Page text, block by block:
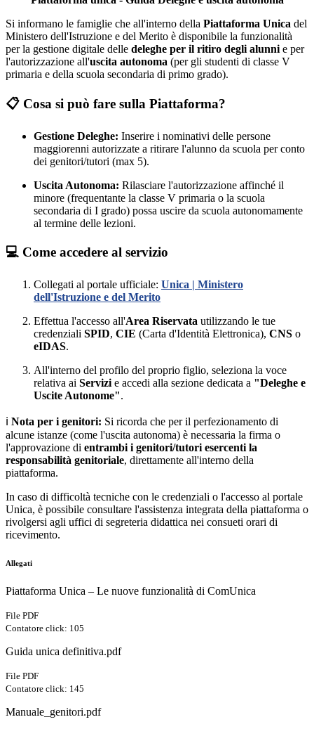
Si informano le famiglie che all'interno della Piattaforma Unica del
Ministero dell'Istruzione e del Merito è disponibile la funzionalità
per la gestione digitale delle deleghe per il ritiro degli alunni e per
l'autorizzazione all'uscita autonoma (per gli studenti di classe V
primaria e della scuola secondaria di primo grado).
📋 Cosa si può fare sulla Piattaforma?
Gestione Deleghe: Inserire i nominativi delle persone
maggiorenni autorizzate a ritirare l'alunno da scuola per conto
dei genitori/tutori (max 5).
Uscita Autonoma: Rilasciare l'autorizzazione affinché il
minore (frequentante la classe V primaria o la scuola
secondaria di I grado) possa uscire da scuola autonomamente
al termine delle lezioni.
💻 Come accedere al servizio
Collegati al portale ufficiale: Unica | Ministero
dell'Istruzione e del Merito
Effettua l'accesso all'Area Riservata utilizzando le tue
credenziali SPID, CIE (Carta d'Identità Elettronica), CNS o
eIDAS.
All'interno del profilo del proprio figlio, seleziona la voce
relativa ai Servizi e accedi alla sezione dedicata a "Deleghe e
Uscite Autonome".
ℹ️ Nota per i genitori: Si ricorda che per il perfezionamento di
alcune istanze (come l'uscita autonoma) è necessaria la firma o
l'approvazione di entrambi i genitori/tutori esercenti la
responsabilità genitoriale, direttamente all'interno della
piattaforma.
In caso di difficoltà tecniche con le credenziali o l'accesso al portale
Unica, è possibile consultare l'assistenza integrata della piattaforma o
rivolgersi agli uffici di segreteria didattica nei consueti orari di
ricevimento.
Allegati
Piattaforma Unica – Le nuove funzionalità di ComUnica
File PDF
Contatore click: 105
Guida unica definitiva.pdf
File PDF
Contatore click: 145
Manuale_genitori.pdf